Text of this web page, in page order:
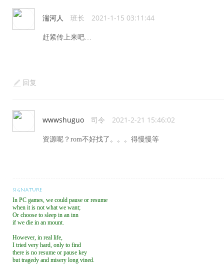
湍河人 班长 2021-1-15 03:11:44
赶紧传上来吧…
回复
wwwshuguo 司令 2021-2-21 15:46:02
资源呢？rom不好找了。。。得慢慢等
In PC games, we could pause or resume
when it is not what we want;
Or choose to sleep in an inn
if we die in an mount.
However, in real life,
I tried very hard, only to find
there is no resume or pause key
but tragedy and misery long vined.